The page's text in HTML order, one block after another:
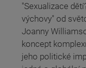
"Sexualizace
výchovy" od
Joanny
koncept
jeho politické